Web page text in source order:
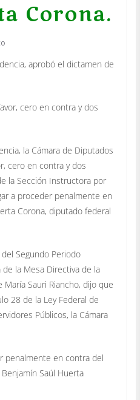
Corona.
aprobó el dictamen de
cero en contra y dos
la Cámara de Diputados
cero en contra y dos
la Sección Instructora por
a proceder penalmente en
Corona, diputado federal
Segundo Periodo
la Mesa Directiva de la
Sauri Riancho, dijo que
28 de la Ley Federal de
Públicos, la Cámara
penalmente en contra del
Saúl Huerta